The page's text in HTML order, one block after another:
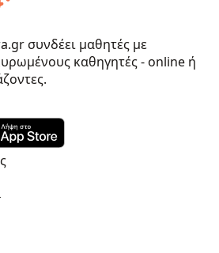
συνδέει μαθητές με
καθηγητές - online ή